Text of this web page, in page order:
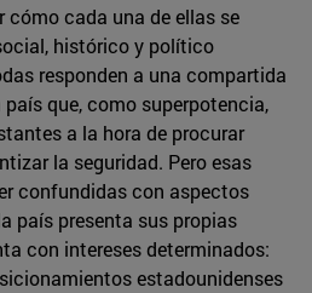
cómo cada una de ellas se
histórico y político
responden a una compartida
que, como superpotencia,
a la hora de procurar
la seguridad. Pero esas
confundidas con aspectos
país presenta sus propias
con intereses determinados:
estadounidenses